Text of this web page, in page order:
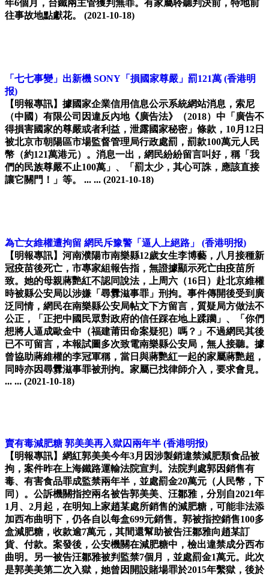
年6個月，台鐵兩主管獲判無罪。有家屬聆聽判決前，特地前
往事故地點獻花。
(2021-10-18)
「七七事變」出新機 SONY「損國家尊嚴」罰121萬 (香港明
报)
【明報專訊】據國家企業信用信息公示系統網站消息，索尼
（中國）有限公司因違反內地《廣告法》（2018）中「廣告不
得損害國家的尊嚴或者利益，泄露國家秘密」條款，10月12日
被北京市朝陽區市場監督管理局行政處罰，罰款100萬元人民
幣（約121萬港元）。消息一出，網民紛紛留言叫好，稱「我
們的民族尊嚴不止100萬」、「罰太少，其心可誅，應該直接
讓它關門！」等。 ... ... (2021-10-18)
為亡女維權遭拘留 網民斥豫警「逼人上絕路」
(香港明报)
【明報專訊】河南濮陽市南樂縣12歲女生李博藝，八月接種新
冠疫苗後死亡，市專家組報告指，無證據顯示死亡由疫苗所
致。她的母親蔣艷紅不認同說法，上周六（16日）赴北京維權
時被縣公安局以涉嫌「尋釁滋事罪」刑拘。事件傳開後受到廣
泛同情，網民在南樂縣公安局帖文下方留言，質疑局方做法不
公正，「正把中國民眾對政府的信任踩在地上蹂躪」、「你們
想將人逼成歐金中（福建莆田命案疑犯）嗎？」不過網民其後
已不可留言，本報試圖多次致電南樂縣公安局，無人接聽。據
曾協助蔣維權的李冠軍稱，當日與蔣艷紅一起的家屬蔣艷超，
同時亦因尋釁滋事罪被刑拘。家屬已找律師介入，要求會見。
... ... (2021-10-18)
賣有毒減肥糖 郭美美再入獄囚兩年半 (香港明报)
【明報專訊】網紅郭美美今年3月因涉製銷違禁減肥類食品被
拘，案件昨在上海鐵路運輸法院宣判。法院判處郭因銷售有
毒、有害食品罪成監禁兩年半，並處罰金20萬元（人民幣，下
同）。公訴機關指控兩名被告郭美美、汪鄒雅，分別自2021年
1月、2月起，在明知上家趙某處所銷售的減肥糖，可能非法添
加西布曲明下，仍各自以每盒699元銷售。郭被指控銷售100多
盒減肥糖，收款逾7萬元，其間還幫助被告汪鄒雅向趙某訂
貨、付款。案發後，公安機關在減肥糖中，檢出違禁成分西布
曲明。另一被告汪鄒雅被判監禁7個月，並處罰金1萬元。此次
是郭美美第二次入獄，她曾因開設賭場罪於2015年繫獄，後於